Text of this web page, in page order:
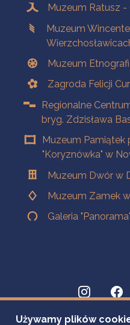
Muzeum Ratusz -
Muzeum
Muzeum
Zagroda Felicji
Regionalne
bryg. Zdzisława
Muzeum Pamiątek
"Koryznówka" w
Muzeum Dwór w
Muzeum Zamek
Galeria "Panorama"
Używamy plików